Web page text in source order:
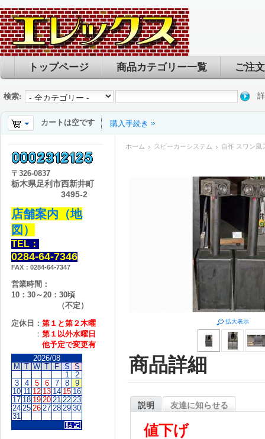
トップページ 商品カテゴリー一覧 ご注
検索:
カートは空です 購入手続き
ホーム スピーカーシステム 自作 スワン風
拡大表示
商品詳細
説明 友達に知らせる
値下げ
〒 326-0837
栃木県足利市西新井町
3495-2
店舗案内（地
図）
TEL：
0284-64-7346
FAX：0284-64-7347
営業時間：
10：30～20：30頃
（不定）
定休日： 第１と第２木曜
： 第１以外水曜日
他予定で変更有
2026/08
M T W T F S S
1
2
3
4 5 6 7 8
9
10 11 12 13 14 15 16
17 18 19 20 21 22 23
24 25 26 27 28 29 30
31